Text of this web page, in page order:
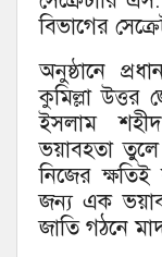
বিভাগের
​অনুষ্ঠানে
কুমিল্লা উত্তর
ইসলাম
ভয়াবহতা
নিজের
জন্য এক
জাতি গঠনে